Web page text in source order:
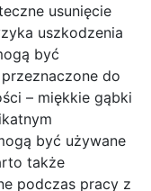
usunięcie
uszkodzenia
być
do
– miękkie gąbki
być używane
także
podczas pracy z